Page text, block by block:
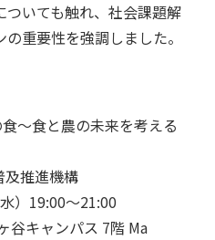
いても触れ、社会課題解
重要性を強調しました。
～食と農の未来を考える
及推進機構
）19:00〜21:00
谷キャンパス 7階 Ma